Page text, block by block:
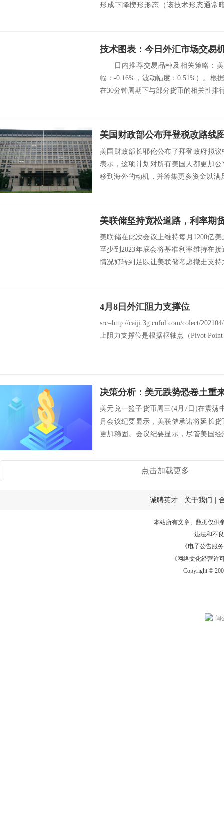
形成下降楔形形态（该技术形态通常
技术图表：今日外汇市场交易
日内推荐交易品种及相关策略：美
幅：-0.16%，波动幅度：0.51%）。根
在30分钟周期下与部分货币的
美国财政部长耶伦公布了拜登政府拟
表示，这项计划对所有美国人都更加
移到海外的动机，并筹集更多资金以
美联储坚持宽松道路，利率期
美联储在此次会议上维持每月1200亿
至少到2023年底会将基准利率维持在
情况好转到足以让美联储考虑撤走支
4月8日外汇阻力支撑位
src=http://caiji.3g.cnfol.com/colect/
上阻力支撑位是根据枢轴点（Pivot
美元兑一篮子货币周三(4月7日)在震荡
月会议纪要显示，美联储承诺将延长
更加稳固。会议纪要显示，尽管美国
点击加载更多
诚聘英才 关于我们
本站所有文章、数据仅供
违法和不
《电子公告服务
《网络文化经营许
Copyright ©
闽